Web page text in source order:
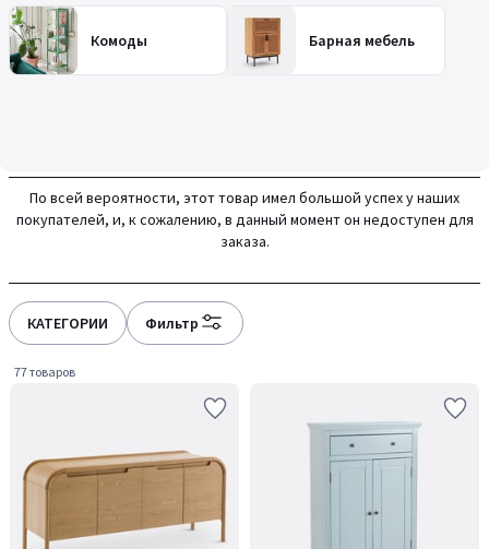
Комоды Барная мебель
По всей вероятности, этот товар имел большой успех у наших
покупателей, и, к сожалению, в данный момент он недоступен для
заказа.
КАТЕГОРИИ Фильтр
77 товаров